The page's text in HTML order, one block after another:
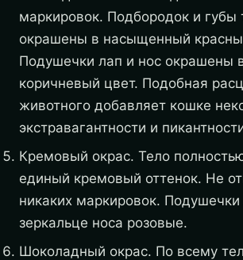
маркировок. Подбородок и губы
окрашены в насыщенный
Подушечки лап и нос окрашены
коричневый цвет. Подобная
животного добавляет кошке
экстравагантности и
Кремовый окрас. Тело
единый кремовый оттенок. Не
никаких маркировок. Подушечки
зеркальце носа розовые.
Шоколадный окрас. По всему